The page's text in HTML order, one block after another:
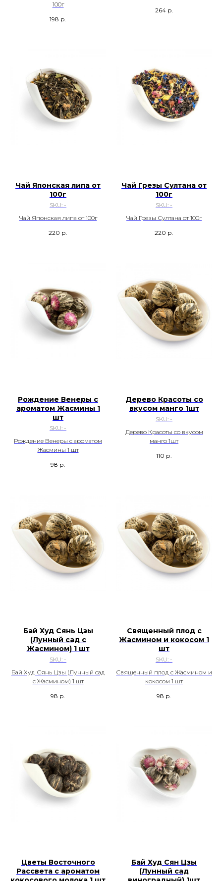
100г
198 р.
264 р.
Чай Японская липа от
100г
SKU: -
Чай Японская липа от 100г
220 р.
Чай Грезы Султана от
100г
SKU: -
Чай Грезы Султана от 100г
220 р.
Рождение Венеры с
ароматом Жасмины 1
шт
SKU: -
Рождение Венеры с ароматом
Жасмины 1 шт
98 р.
Дерево Красоты со
вкусом манго 1шт
SKU: -
Дерево Красоты со вкусом
манго 1шт
110 р.
Бай Худ Сянь Цзы
(Лунный сад с
Жасмином) 1 шт
SKU: -
Бай Худ Сянь Цзы (Лунный сад
с Жасмином) 1 шт
98 р.
Священный плод с
Жасмином и кокосом 1
шт
SKU: -
Священный плод с Жасмином и
кокосом 1 шт
98 р.
Цветы Восточного
Рассвета с ароматом
Бай Худ Сян Цзы
(Лунный сад